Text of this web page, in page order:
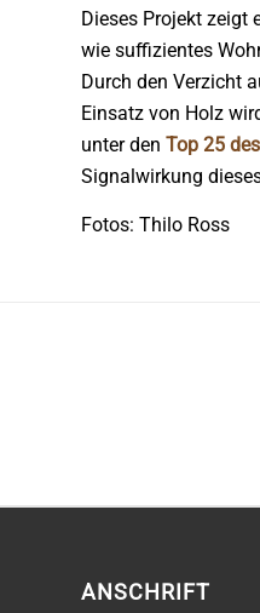
Dieses Projekt zeigt
wie suffizientes
Durch den Verzicht
Einsatz von Holz
unter den Top 25
Signalwirkung
Fotos: Thilo Ross
ANSCHRIFT